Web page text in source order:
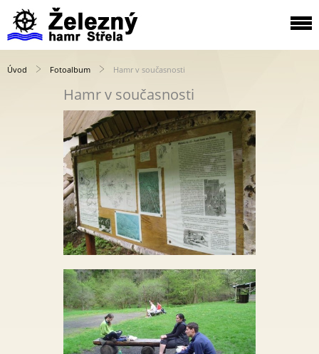
Úvod Fotoalbum Hamr v současnosti
Hamr v současnosti